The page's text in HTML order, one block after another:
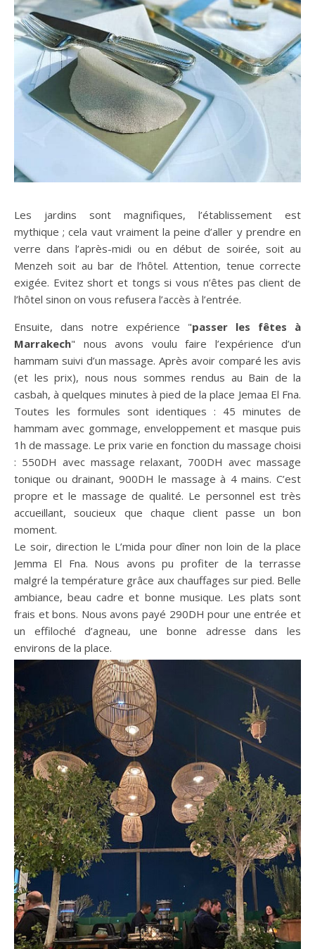
Les jardins sont magnifiques, l’établissement est
mythique ; cela vaut vraiment la peine d’aller y prendre en
verre dans l’après-midi ou en début de soirée, soit au
Menzeh soit au bar de l’hôtel. Attention, tenue correcte
exigée. Evitez short et tongs si vous n’êtes pas client de
l’hôtel sinon on vous refusera l’accès à l’entrée.
Ensuite, dans notre expérience "passer les fêtes à
Marrakech" nous avons voulu faire l’expérience d’un
hammam suivi d’un massage. Après avoir comparé les avis
(et les prix), nous nous sommes rendus au Bain de la
casbah, à quelques minutes à pied de la place Jemaa El Fna.
Toutes les formules sont identiques : 45 minutes de
hammam avec gommage, enveloppement et masque puis
1h de massage. Le prix varie en fonction du massage choisi
: 550DH avec massage relaxant, 700DH avec massage
tonique ou drainant, 900DH le massage à 4 mains. C’est
propre et le massage de qualité. Le personnel est très
accueillant, soucieux que chaque client passe un bon
moment.
Le soir, direction le L’mida pour dîner non loin de la place
Jemma El Fna. Nous avons pu profiter de la terrasse
malgré la température grâce aux chauffages sur pied. Belle
ambiance, beau cadre et bonne musique. Les plats sont
frais et bons. Nous avons payé 290DH pour une entrée et
un effiloché d’agneau, une bonne adresse dans les
environs de la place.